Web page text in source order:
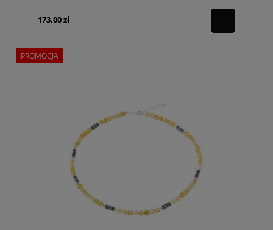
173,00 zł
PROMOCJA